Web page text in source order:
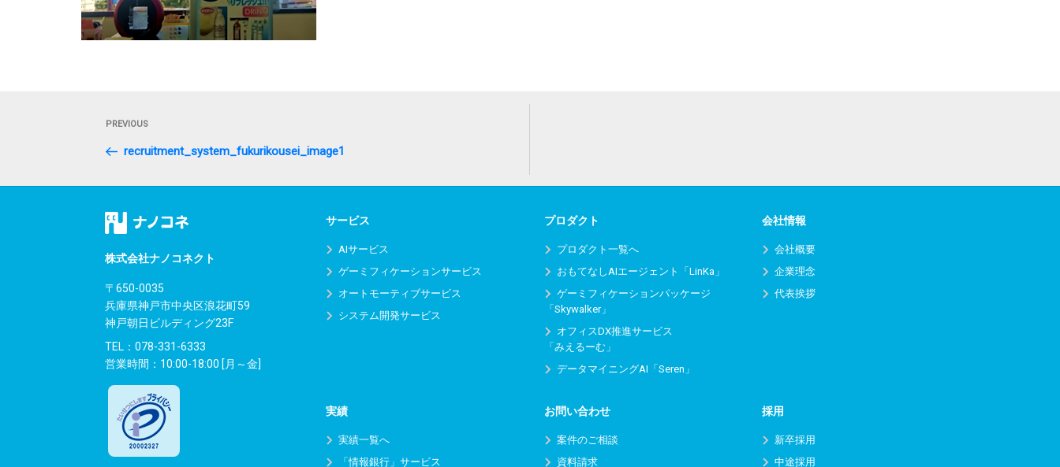
ビ
ゲ
ョ
ン
Previous
Post
PREVIOUS
recruitment_system_fukurikousei_image1
株式会社ナノコネクト
〒650-0035
兵庫県神戸市中央区浪花町59
神戸朝日ビルディング23F
TEL： 078-331-6333
営業時間：10:00-18:00 [月～金]
サービス
AIサービス
ゲーミフィケーションサービス
オートモーティブサービス
システム開発サービス
プロダクト
プロダクト一覧へ
おもてなしAIエージェント「LinKa」
ゲーミフィケーションパッケージ
「Skywalker」
オフィスDX推進サービス
「みえるーむ」
データマイニングAI「Seren」
会社情報
会社概要
企業理念
代表挨拶
実績
実績一覧へ
「情報銀行」サービス
お問い合わせ
案件のご相談
資料請求
採用
新卒採用
中途採用